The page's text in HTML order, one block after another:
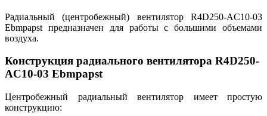
Радиальный (центробежный) вентилятор R4D250-AC10-03
Ebmpapst предназначен для работы с большими объемами
воздуха.
Конструкция радиального вентилятора R4D250-
AC10-03 Ebmpapst
Центробежный радиальный вентилятор имеет простую
конструкцию: